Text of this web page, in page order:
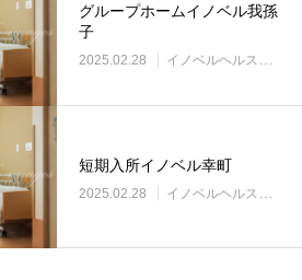
グループホームイノベル我孫
子
2025.02.28 イノベルヘルスケア事業所
短期入所イノベル幸町
2025.02.28 イノベルヘルスケア事業所